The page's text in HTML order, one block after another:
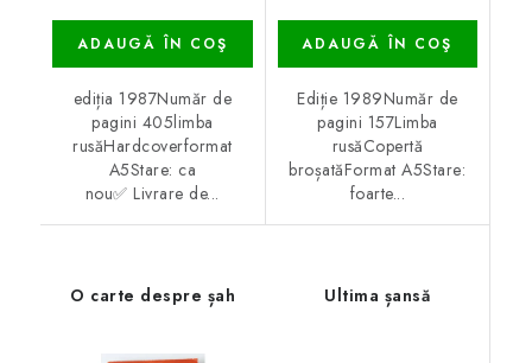
ADAUGĂ ÎN COŞ
ediția 1987Număr de
pagini 405limba
rusăHardcoverformat
A5Stare: ca
nou✅ Livrare de...
ADAUGĂ ÎN COŞ
Ediție 1989Număr de
pagini 157Limba
rusăCopertă
broșatăFormat A5Stare:
foarte...
O carte despre șah Ultima șansă